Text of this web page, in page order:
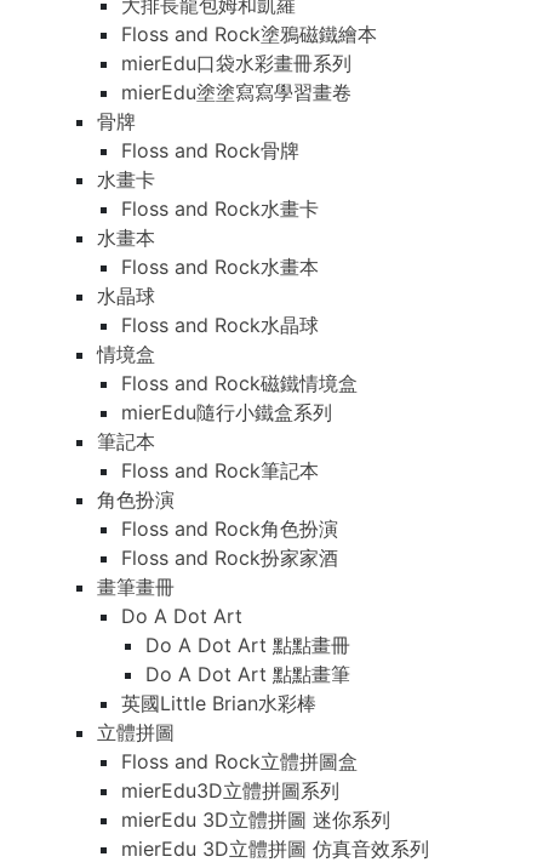
大排長龍包姆和凱羅
Floss and Rock塗鴉磁鐵繪本
mierEdu口袋水彩畫冊系列
mierEdu塗塗寫寫學習畫卷
骨牌
Floss and Rock骨牌
水畫卡
Floss and Rock水畫卡
水畫本
Floss and Rock水畫本
水晶球
Floss and Rock水晶球
情境盒
Floss and Rock磁鐵情境盒
mierEdu隨行小鐵盒系列
筆記本
Floss and Rock筆記本
角色扮演
Floss and Rock角色扮演
Floss and Rock扮家家酒
畫筆畫冊
Do A Dot Art
Do A Dot Art 點點畫冊
Do A Dot Art 點點畫筆
英國Little Brian水彩棒
立體拼圖
Floss and Rock立體拼圖盒
mierEdu3D立體拼圖系列
mierEdu 3D立體拼圖 迷你系列
mierEdu 3D立體拼圖 仿真音效系列